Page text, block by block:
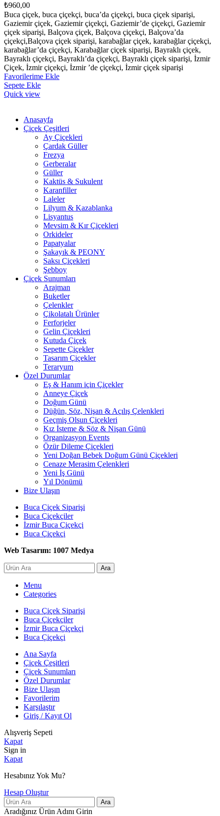
₺960,00
Buca çiçek, buca çiçekçi, buca’da çiçekçi, buca çiçek siparişi,
Gaziemir çiçek, Gaziemir çiçekçi, Gaziemir’de çiçekçi, Gaziemir
çiçek siparişi, Balçova çiçek, Balçova çiçekçi, Balçova’da
çiçekçi,Balçova çiçek siparişi, karabağlar çiçek, karabağlar çiçekçi,
karabağlar’da çiçekçi, Karabağlar çiçek siparişi, Bayraklı çiçek,
Bayraklı çiçekçi, Bayraklı’da çiçekçi, Bayraklı çiçek siparişi, İzmir
Çiçek, İzmir çiçekçi, İzmir ’de çiçekçi, İzmir çiçek siparişi
Favorilerime Ekle
Sepete Ekle
Quick view
Anasayfa
Çiçek Çeşitleri
Ay Çiçekleri
Çardak Güller
Frezya
Gerberalar
Güller
Kaktüs & Sukulent
Karanfiller
Laleler
Lilyum & Kazablanka
Lisyantus
Mevsim & Kır Çiçekleri
Orkideler
Papatyalar
Şakayık & PEONY
Saksı Çiçekleri
Şebboy
Çiçek Sunumları
Arajman
Buketler
Çelenkler
Çikolatalı Ürünler
Ferforjeler
Gelin Çiçekleri
Kutuda Çiçek
Sepette Çiçekler
Tasarım Çiçekler
Teraryum
Özel Durumlar
Eş & Hanım için Çiçekler
Anneye Çiçek
Doğum Günü
Düğün, Söz, Nişan & Açılış Çelenkleri
Geçmiş Olsun Çiçekleri
Kız İsteme & Söz & Nişan Günü
Organizasyon Events
Özür Dileme Çiçekleri
Yeni Doğan Bebek Doğum Günü Çiçekleri
Cenaze Merasim Çelenkleri
Yeni İş Günü
Yıl Dönümü
Bize Ulaşın
Buca Çiçek Siparişi
Buca Çiçekçiler
İzmir Buca Çiçekçi
Buca Çiçekçi
Web Tasarım: 1007 Medya
Ara
Menu
Categories
Buca Çiçek Siparişi
Buca Çiçekçiler
İzmir Buca Çiçekçi
Buca Çiçekçi
Ana Sayfa
Çiçek Çeşitleri
Çiçek Sunumları
Özel Durumlar
Bize Ulaşın
Favorilerim
Karşılaştır
Giriş / Kayıt Ol
Alışveriş Sepeti
Kapat
Sign in
Kapat
Hesabınız Yok Mu?
Hesap Oluştur
Ara
Aradığınız Ürün Adını Girin